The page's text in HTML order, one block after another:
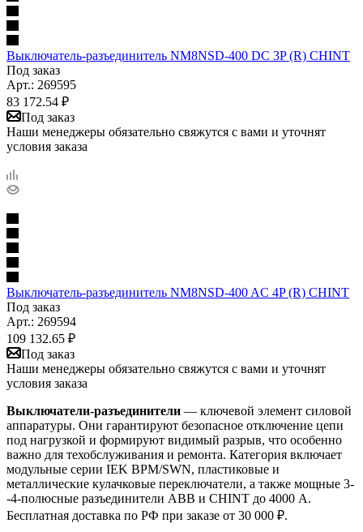
Выключатель-разъединитель NM8NSD-400 DC 3P (R) CHINT
Под заказ
Арт.: 269595
83 172.54 ₽
Под заказ
Наши менеджеры обязательно свяжутся с вами и уточнят
условия заказа
Выключатель-разъединитель NM8NSD-400 AC 4P (R) CHINT
Под заказ
Арт.: 269594
109 132.65 ₽
Под заказ
Наши менеджеры обязательно свяжутся с вами и уточнят
условия заказа
Выключатели-разъединители — ключевой элемент силовой
аппаратуры. Они гарантируют безопасное отключение цепи
под нагрузкой и формируют видимый разрыв, что особенно
важно для техобслуживания и ремонта. Категория включает
модульные серии IEK ВРМ/SWN, пластиковые и
металлические кулачковые переключатели, а также мощные 3-
-4-полюсные разъединители ABB и CHINT до 4000 А.
Бесплатная доставка по РФ при заказе от 30 000 ₽.